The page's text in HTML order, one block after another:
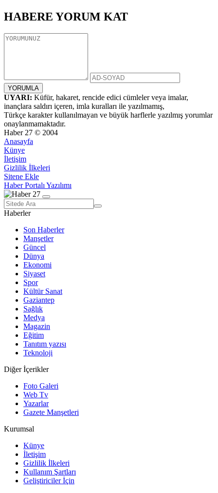
HABERE YORUM KAT
UYARI: Küfür, hakaret, rencide edici cümleler veya imalar,
inançlara saldırı içeren, imla kuralları ile yazılmamış,
Türkçe karakter kullanılmayan ve büyük harflerle yazılmış yorumlar
onaylanmamaktadır.
Haber 27 © 2004
Anasayfa
Künye
İletişim
Gizlilik İlkeleri
Sitene Ekle
Haber Portalı Yazılımı
Haberler
Son Haberler
Manşetler
Güncel
Dünya
Ekonomi
Siyaset
Spor
Kültür Sanat
Gaziantep
Sağlık
Medya
Magazin
Eğitim
Tanıtım yazısı
Teknoloji
Diğer İçerikler
Foto Galeri
Web Tv
Yazarlar
Gazete Manşetleri
Kurumsal
Künye
İletişim
Gizlilik İlkeleri
Kullanım Şartları
Geliştiriciler İçin